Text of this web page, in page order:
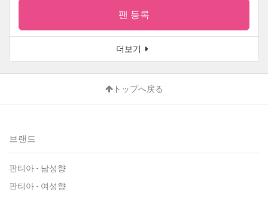
팬 등록
더보기
トップへ戻る
브랜드
판티아 - 남성향
판티아 - 여성향